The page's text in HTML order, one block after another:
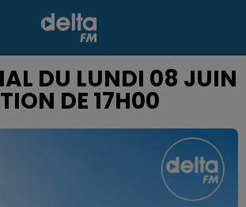
DU LUNDI 08 JUIN
DE 17H00